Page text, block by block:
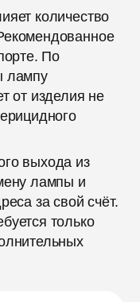
количество
По
лампу
от изделия не
выхода из
лампы и
за свой счёт.
только